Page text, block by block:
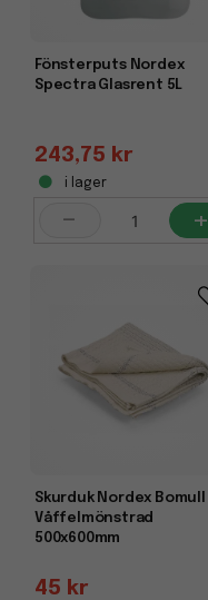
Fönsterputs Nordex
Spectra Glasrent 5L
243,75 kr
i lager
- +
Skurduk Nordex Bomull
Våffelmönstrad
500x600mm
45 kr